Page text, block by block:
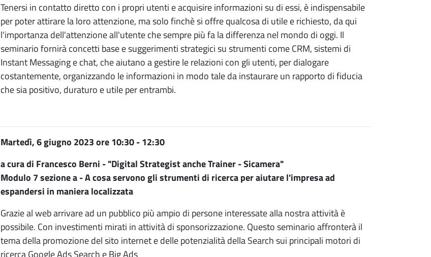
Tenersi in contatto diretto con i propri utenti e acquisire informazioni su di essi, è indispensabile
per poter attirare la loro attenzione, ma solo finchè si offre qualcosa di utile e richiesto, da qui
l'importanza dell'attenzione all'utente che sempre più fa la differenza nel mondo di oggi. Il
seminario fornirà concetti base e suggerimenti strategici su strumenti come CRM, sistemi di
Instant Messaging e chat, che aiutano a gestire le relazioni con gli utenti, per dialogare
costantemente, organizzando le informazioni in modo tale da instaurare un rapporto di fiducia
che sia positivo, duraturo e utile per entrambi.
Martedì, 6 giugno 2023 ore 10:30 - 12:30
a cura di Francesco Berni - "Digital Strategist anche Trainer - Sicamera"
Modulo 7 sezione a - A cosa servono gli strumenti di ricerca per aiutare l'impresa ad
espandersi in maniera localizzata
Grazie al web arrivare ad un pubblico più ampio di persone interessate alla nostra attività è
possibile. Con investimenti mirati in attività di sponsorizzazione. Questo seminario affronterà il
tema della promozione del sito internet e delle potenzialità della Search sui principali motori di
ricerca Google Ads Search e Big Ads